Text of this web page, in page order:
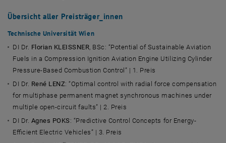
Übersicht aller Preisträger_innen
Technische Universität Wien
DI Dr. Florian KLEISSNER , BSc: “Potential of Sustainable Aviation
Fuels in a Compression Ignition Aviation Engine Utilizing Cylinder
Pressure-Based Combustion Control” | 1. Preis
DI Dr. René LENZ:“Optimal control with radial force compensation
for multiphase permanent magnet synchronous machines under
multiple open-circuit faults” | 2. Preis
DI Dr. Agnes POKS : “Predictive Control Concepts for Energy-
Efficient Electric Vehicles” | 3. Preis